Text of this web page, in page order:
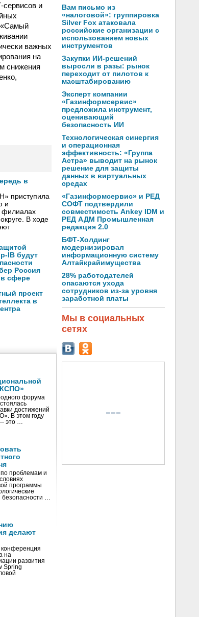
сервисов и
«Самый
важных
на
снижения
в
приступила
и
филиалах
В ходе
IB будут
Россия
сфере
проект
в
форума
достижений
В этом году
это …
проблемам и
программы
…
делают
на
развития
Spring
Вам письмо из
«налоговой»: группировка
Silver Fox атаковала
российские организации с
использованием новых
инструментов
Закупки ИИ-решений
выросли в разы: рынок
переходит от пилотов к
масштабированию
Эксперт компании
«Газинформсервис»
предложила инструмент,
оценивающий
безопасность ИИ
Технологическая синергия
и операционная
эффективность: «Группа
Астра» выводит на рынок
решение для защиты
данных в виртуальных
средах
«Газинформсервис» и РЕД
СОФТ подтвердили
совместимость Ankey IDM и
РЕД АДМ Промышленная
редакция 2.0
БФТ-Холдинг
модернизировал
информационную систему
Алтайкрайимущества
28% работодателей
опасаются ухода
сотрудников из-за уровня
заработной платы
Мы в социальных
сетях